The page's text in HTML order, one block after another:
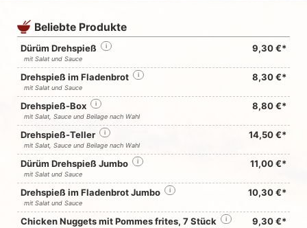
Beliebte Produkte
Dürüm Drehspieß i 9,30 €*
mit Salat und Sauce
Drehspieß im Fladenbrot i 8,30 €*
mit Salat und Sauce
Drehspieß-Box i 8,80 €*
mit Salat, Sauce und Beilage nach Wahl
Drehspieß-Teller i 14,50 €*
mit Salat, Sauce und Beilage nach Wahl
Dürüm Drehspieß Jumbo i 11,00 €*
mit Salat und Sauce
Drehspieß im Fladenbrot Jumbo i 10,30 €*
mit Salat und Sauce
Chicken Nuggets mit Pommes frites, 7 Stück i
9,30 €*